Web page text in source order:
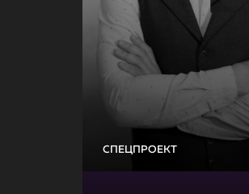
СПЕЦПРОЕКТ